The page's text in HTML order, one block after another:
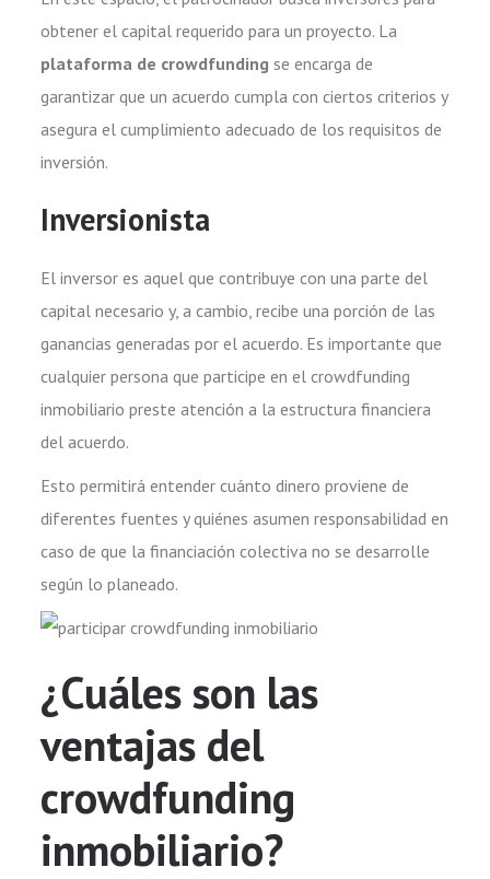
obtener el capital requerido para un proyecto. La
plataforma de crowdfunding se encarga de
garantizar que un acuerdo cumpla con ciertos criterios y
asegura el cumplimiento adecuado de los requisitos de
inversión.
Inversionista
El inversor es aquel que contribuye con una parte del
capital necesario y, a cambio, recibe una porción de las
ganancias generadas por el acuerdo. Es importante que
cualquier persona que participe en el crowdfunding
inmobiliario preste atención a la estructura financiera
del acuerdo.
Esto permitirá entender cuánto dinero proviene de
diferentes fuentes y quiénes asumen responsabilidad en
caso de que la financiación colectiva no se desarrolle
según lo planeado.
¿Cuáles son las
ventajas del
crowdfunding
inmobiliario?